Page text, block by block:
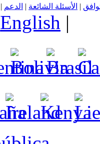
| الأسئلة الشائعة | الدعم |
English |